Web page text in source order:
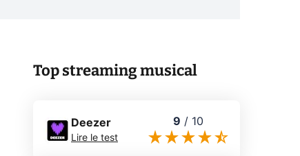
Top streaming musical
Deezer
Lire le test
9 / 10